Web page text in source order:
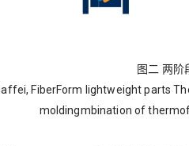
图二 两阶
FiberForm lightweight parts
moldingmbination of